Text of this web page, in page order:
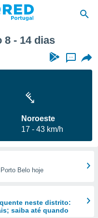
8 - 14 dias
...
Noroeste
17
43 km/h
Belo hoje
neste distrito:
saiba até quando